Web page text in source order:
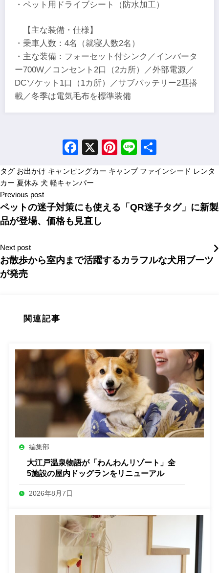
・ペット用ドライブシート（防水加工）
【主な装備・仕様】
・乗車人数：4名（就寝人数2名）
・主な装備：フォーセット付シンク／インバータ
ー700W／コンセント2口（2カ所）／外部電源／
DCソケット1口（1カ所）／サブバッテリー2基搭
載／冬季は電気毛布を標準装備
Facebook
X Pinterest
Line
タグ お出かけ キャンピングカー キャンプ ファインシード レンタ
カー 夏休み 犬 軽キャンパー
Previous post
ペットの迷子対策にも使える「QR迷子タグ」に新製
品が登場、価格も見直し
Next post
お散歩から室内まで活躍するカラフルな犬用ブーツ
が発売
関連記事
編集部
大江戸温泉物語が「わんわんリゾート」全
5施設の屋内ドッグランをリニューアル
2026年8月7日